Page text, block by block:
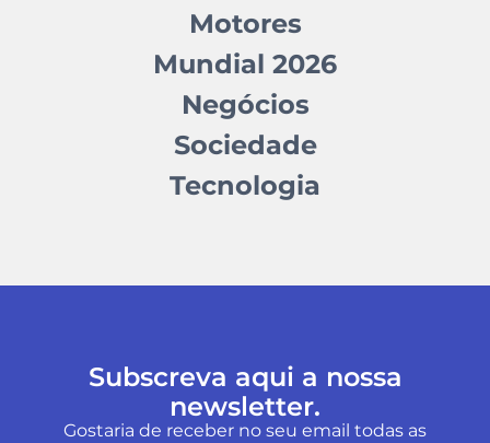
Motores
Mundial 2026
Negócios
Sociedade
Tecnologia
Subscreva aqui a nossa
newsletter.
Gostaria de receber no seu email todas as